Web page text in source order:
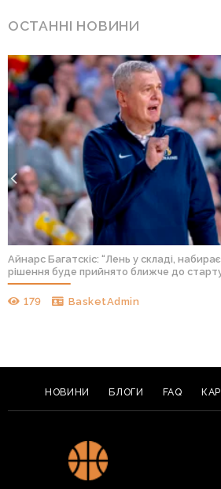
ОСТАННІ НОВИНИ
Айнарс Багатскіс: “Лень у складі,
рішення буде прийнято ближче до
179 BasketAdmin
НОВИНИ БЛОГИ FAQ